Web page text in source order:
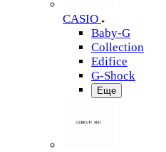
CASIO
Baby-G
Collection
Edifice
G-Shock
Еще